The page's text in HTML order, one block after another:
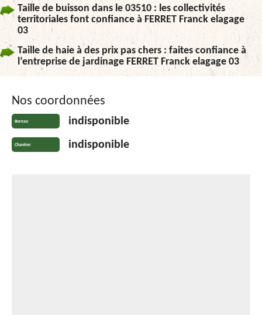
Taille de buisson dans le 03510 : les collectivités
territoriales font confiance à FERRET Franck elagage
03
Taille de haie à des prix pas chers : faites confiance à
l’entreprise de jardinage FERRET Franck elagage 03
Nos coordonnées
Bureau indisponible
Chantier indisponible